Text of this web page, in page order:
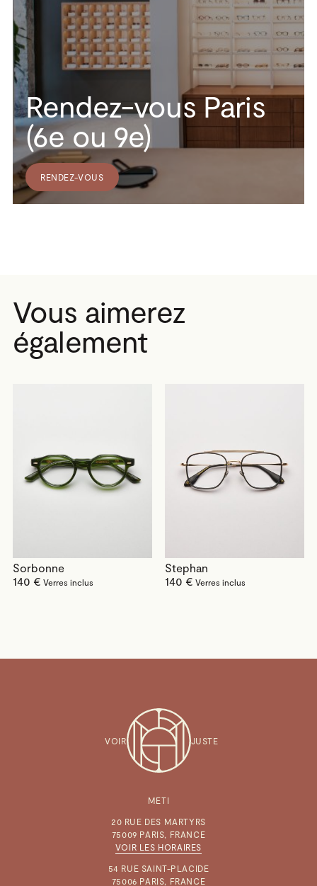
Rendez-vous Paris
(6e ou 9e)
RENDEZ-VOUS
Vous aimerez
également
Sorbonne
140 €
Stephan
140 €
VOIR JUSTE
METI
20 RUE DES MARTYRS
75009 PARIS, FRANCE
VOIR LES HORAIRES
54 RUE SAINT-PLACIDE
75006 PARIS, FRANCE